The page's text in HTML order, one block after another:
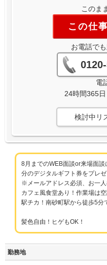
このま
この仕
お電話で
電
24時間365日
検討中リ
8月までのWEB面談or来場面
分のデジタルギフト券をプレ
※メールアドレス必須、お一人
カフェ風食堂あり！作業場は
駅チカ！南砂町駅から徒歩5
髪色自由！ヒゲもOK！
勤務地